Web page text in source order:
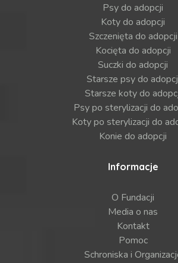
Psy do adopcji
Koty do adopcji
Szczenięta do adopcji
Kocięta do adopcji
Suczki do adopcji
Starsze psy do
Starsze koty do
Psy po sterylizacji do
Koty po sterylizacji do
Konie do adopcji
Informacje
O Fundacji
Media o nas
Kontakt
Pomoc
Schroniska i